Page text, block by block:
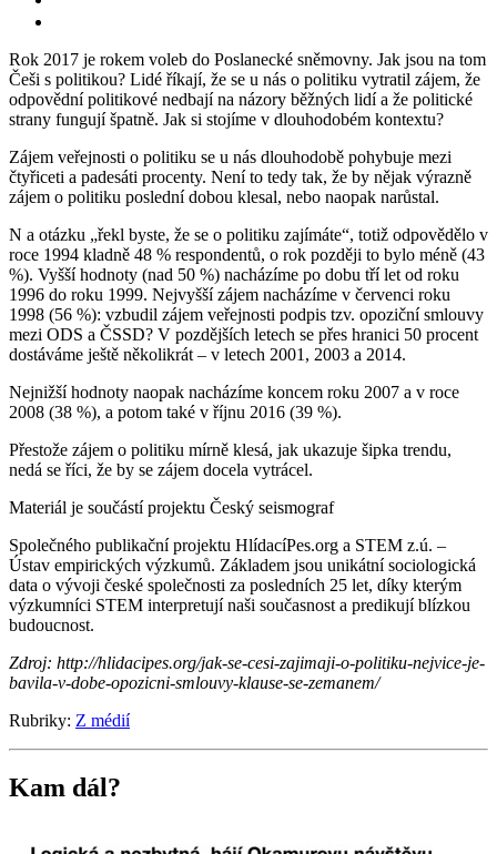
Rok 2017 je rokem voleb do Poslanecké sněmovny. Jak jsou na tom
Češi s politikou? Lidé říkají, že se u nás o politiku vytratil zájem, že
odpovědní politikové nedbají na názory běžných lidí a že politické
strany fungují špatně. Jak si stojíme v dlouhodobém kontextu?
Zájem veřejnosti o politiku se u nás dlouhodobě pohybuje mezi
čtyřiceti a padesáti procenty. Není to tedy tak, že by nějak výrazně
zájem o politiku poslední dobou klesal, nebo naopak narůstal.
N a otázku „řekl byste, že se o politiku zajímáte“, totiž odpovědělo v
roce 1994 kladně 48 % respondentů, o rok později to bylo méně (43
%). Vyšší hodnoty (nad 50 %) nacházíme po dobu tří let od roku
1996 do roku 1999. Nejvyšší zájem nacházíme v červenci roku
1998 (56 %): vzbudil zájem veřejnosti podpis tzv. opoziční smlouvy
mezi ODS a ČSSD? V pozdějších letech se přes hranici 50 procent
dostáváme ještě několikrát – v letech 2001, 2003 a 2014.
Nejnižší hodnoty naopak nacházíme koncem roku 2007 a v roce
2008 (38 %), a potom také v říjnu 2016 (39 %).
Přestože zájem o politiku mírně klesá, jak ukazuje šipka trendu,
nedá se říci, že by se zájem docela vytrácel.
Materiál je součástí projektu Český seismograf
Společného publikační projektu HlídacíPes.org a STEM z.ú. –
Ústav empirických výzkumů. Základem jsou unikátní sociologická
data o vývoji české společnosti za posledních 25 let, díky kterým
výzkumníci STEM interpretují naši současnost a predikují blízkou
budoucnost.
Zdroj: http://hlidacipes.org/jak-se-cesi-zajimaji-o-politiku-nejvice-je-
bavila-v-dobe-opozicni-smlouvy-klause-se-zemanem/
Rubriky: Z médií
Kam dál?